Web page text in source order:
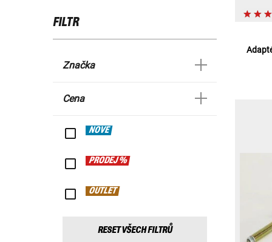
FILTR
Značka
Cena
NOVÉ
PRODEJ %
OUTLET
RESET VŠECH FILTRŮ